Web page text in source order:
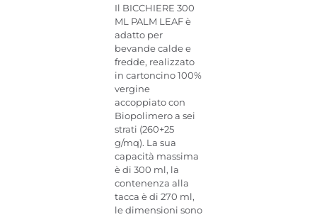
Il BICCHIERE 300
ML PALM LEAF è
adatto per
bevande calde e
fredde, realizzato
in cartoncino 100%
vergine
accoppiato con
Biopolimero a sei
strati (260+25
g/mq). La sua
capacità massima
è di 300 ml, la
contenenza alla
tacca è di 270 ml,
le dimensioni sono